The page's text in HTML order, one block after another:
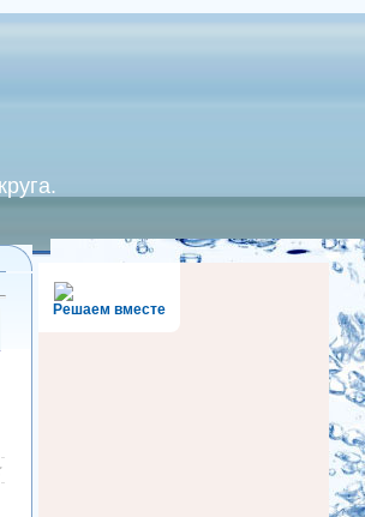
Решаем вместе